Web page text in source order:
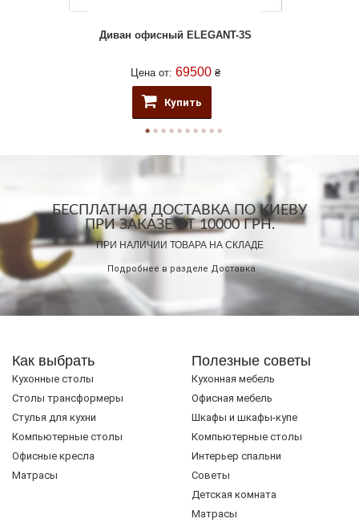
Диван офисный ELEGANT-3S
Цена от: 69500 ₴
Купить
БЕСПЛАТНАЯ ДОСТАВКА ПО КИЕВУ
ПРИ ЗАКАЗЕ ОТ 10000 ГРН.
ПРИ НАЛИЧИИ ТОВАРА НА СКЛАДЕ
Подробнее в разделе Доставка
Как выбрать
Кухонные столы
Cтолы трансформеры
Стулья для кухни
Компьютерные столы
Офисные кресла
Матрасы
Полезные советы
Кухонная мебель
Офисная мебель
Шкафы и шкафы-купе
Компьютерные столы
Интерьер спальни
Советы
Детская комната
Матрасы